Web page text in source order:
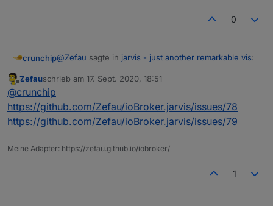
0
crunchip@Zefau sagte in jarvis - just another remarkable vis:
automatisch ausgelesen haben
Ja Sonoff und Zigbee, da diese ja doch stark
vertreten sind
Zefauschrieb am 17. Sept. 2020, 18:51
zuletzt editiert von
@crunchip
https://github.com/Zefau/ioBroker.jarvis/issues/78
https://github.com/Zefau/ioBroker.jarvis/issues/79
Meine Adapter: https://zefau.github.io/iobroker/
1